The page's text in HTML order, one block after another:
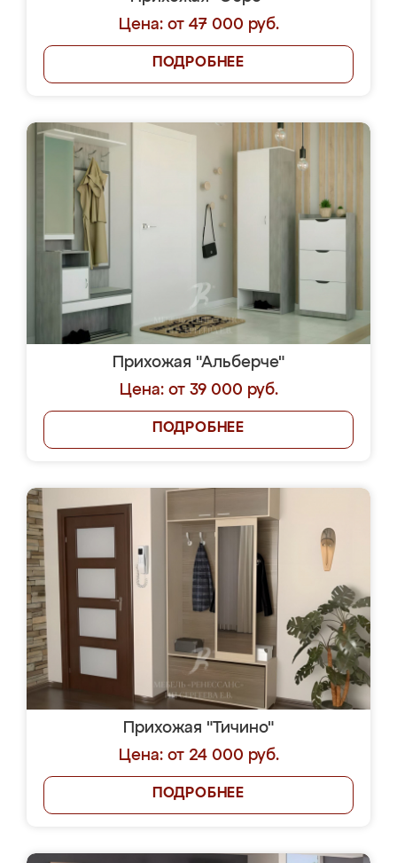
Цена: от 47 000 руб.
ПОДРОБНЕЕ
Прихожая "Альберче"
Цена: от 39 000 руб.
ПОДРОБНЕЕ
Прихожая "Тичино"
Цена: от 24 000 руб.
ПОДРОБНЕЕ